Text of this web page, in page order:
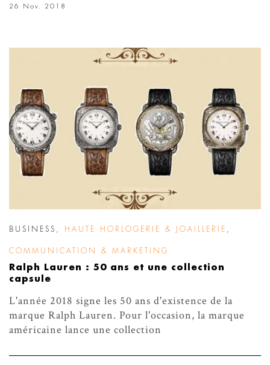
26 Nov. 2018
BUSINESS HAUTE HORLOGERIE & JOAILLERIE
COMMUNICATION & MARKETING
Ralph Lauren : 50 ans et une collection
capsule
L'année 2018 signe les 50 ans d'existence de la
marque Ralph Lauren. Pour l'occasion, la marque
américaine lance une collection